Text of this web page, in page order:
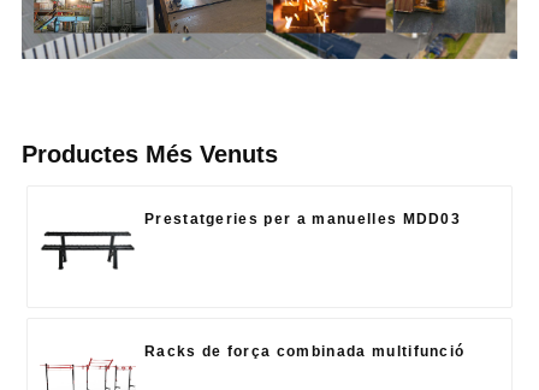
Productes Més Venuts
Prestatgeries per a manuelles MDD03
Racks de força combinada multifunció